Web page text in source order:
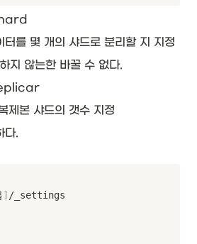
터를 몇 개의 샤드로 분리할 지 지정
않는한 바꿀 수 없다.
제본 샤드의 갯수 지정
다.
]